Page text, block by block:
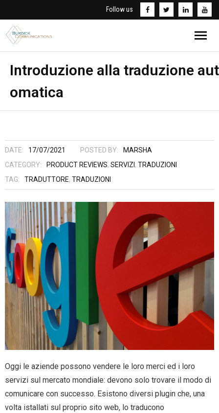
Follow us
Home
Chi Sono
Traduzioni
Informativa Privacy
Introduzione alla traduzione aut
omatica
DATE: 17/07/2021 POSTED BY:
MARSHA
CATEGORY:
PRODUCT REVIEWS, SERVIZI , TRADUZIONI
TAG:
TRADUTTORE, TRADUZIONI
Oggi le aziende possono vendere le loro merci ed i loro
servizi sul mercato mondiale: devono solo trovare il modo di
comunicare con successo. Esistono diversi plugin che, una
volta istallati sul proprio sito web, lo traducono